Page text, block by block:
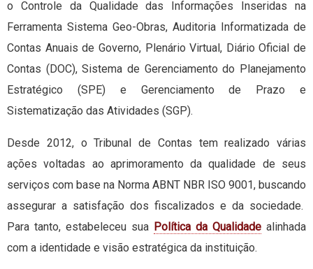
o Controle da Qualidade das Informações Inseridas na
Ferramenta Sistema Geo-Obras, Auditoria Informatizada de
Contas Anuais de Governo, Plenário Virtual, Diário Oficial de
Contas (DOC), Sistema de Gerenciamento do Planejamento
Estratégico (SPE) e Gerenciamento de Prazo e
Sistematização das Atividades (SGP).
Desde 2012, o Tribunal de Contas tem realizado várias
ações voltadas ao aprimoramento da qualidade de seus
serviços com base na Norma ABNT NBR ISO 9001, buscando
assegurar a satisfação dos fiscalizados e da sociedade.
Para tanto, estabeleceu sua Política da Qualidade alinhada
com a identidade e visão estratégica da instituição.